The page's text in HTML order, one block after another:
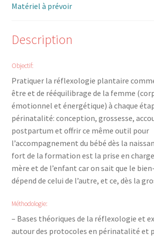
Matériel à prévoir
Description
Objectif:
Pratiquer la réflexologie plantaire
être et de rééquilibrage de la femme
émotionnel et énergétique) à chaque
périnatalité: conception, grossesse,
postpartum et offrir ce même outil pour
l’accompagnement du bébé dès la
fort de la formation est la prise en
mère et de l’enfant car on sait que le
dépend de celui de l’autre, et ce, dès la
Méthodologie:
– Bases théoriques de la réflexologie et
autour des protocoles en périnatalité et